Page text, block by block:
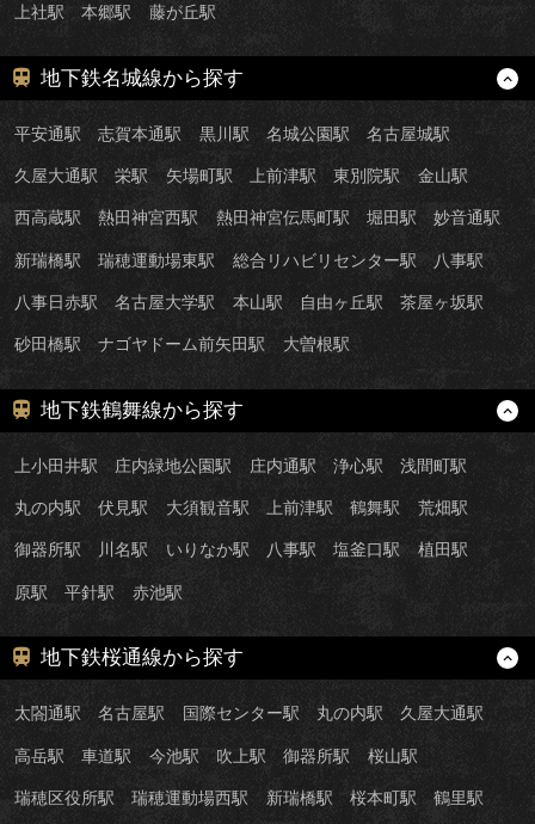
上社駅 本郷駅 藤が丘駅
地下鉄名城線から探す
平安通駅 志賀本通駅 黒川駅 名城公園駅 名古屋城駅
久屋大通駅 栄駅 矢場町駅 上前津駅 東別院駅 金山駅
西高蔵駅 熱田神宮西駅 熱田神宮伝馬町駅 堀田駅 妙音通駅
新瑞橋駅 瑞穂運動場東駅 総合リハビリセンター駅 八事駅
八事日赤駅 名古屋大学駅 本山駅 自由ヶ丘駅 茶屋ヶ坂駅
砂田橋駅 ナゴヤドーム前矢田駅 大曽根駅
地下鉄鶴舞線から探す
上小田井駅 庄内緑地公園駅 庄内通駅 浄心駅 浅間町駅
丸の内駅 伏見駅 大須観音駅 上前津駅 鶴舞駅 荒畑駅
御器所駅 川名駅 いりなか駅 八事駅 塩釜口駅 植田駅
原駅 平針駅 赤池駅
地下鉄桜通線から探す
太閤通駅 名古屋駅 国際センター駅 丸の内駅 久屋大通駅
高岳駅 車道駅 今池駅 吹上駅 御器所駅 桜山駅
瑞穂区役所駅 瑞穂運動場西駅 新瑞橋駅 桜本町駅 鶴里駅